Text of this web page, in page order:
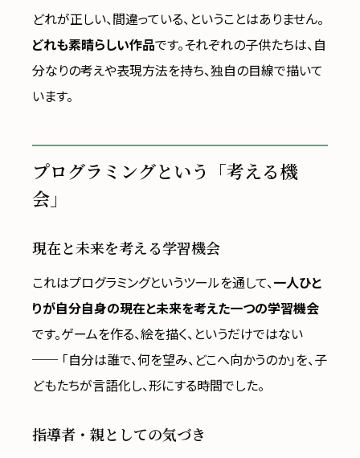
どれが正しい、間違っている、ということはありません。
どれも素晴らしい作品です。それぞれの子供たちは、自
分なりの考えや表現方法を持ち、独自の目線で描いて
います。
プログラミングという「考える機
会」
現在と未来を考える学習機会
これはプログラミングというツールを通して、一人ひと
りが自分自身の現在と未来を考えた一つの学習機会
です。ゲームを作る、絵を描く、というだけではない
── 「自分は誰で、何を望み、どこへ向かうのか」を、子
どもたちが言語化し、形にする時間でした。
指導者・親としての気づき